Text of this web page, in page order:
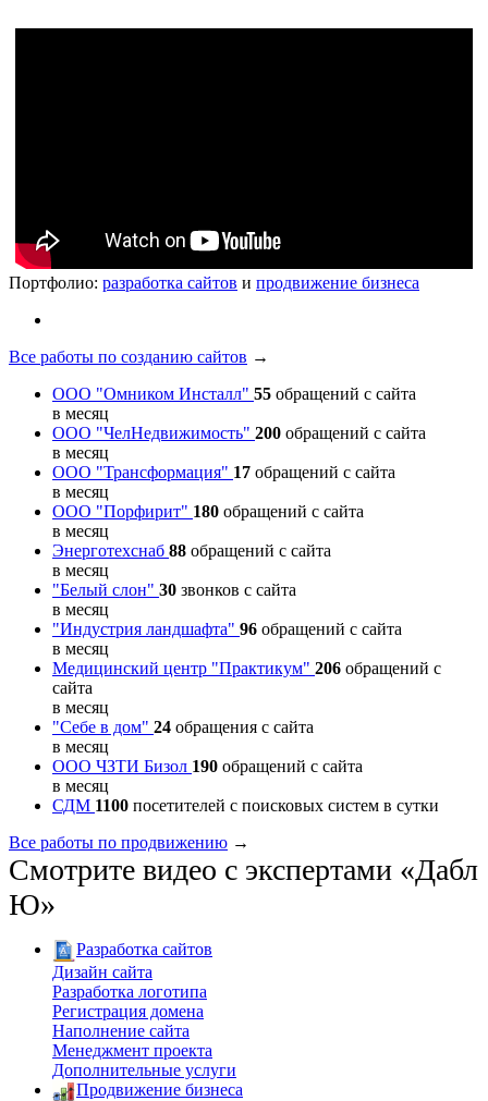
Портфолио: разработка сайтов и продвижение бизнеса
Все работы по созданию сайтов →
ООО "Омником Инсталл" 55 обращений с сайта
в месяц
ООО "ЧелНедвижимость" 200 обращений с сайта
в месяц
ООО "Трансформация" 17 обращений с сайта
в месяц
ООО "Порфирит" 180 обращений с сайта
в месяц
Энерготехснаб 88 обращений с сайта
в месяц
"Белый слон" 30 звонков с сайта
в месяц
"Индустрия ландшафта" 96 обращений с сайта
в месяц
Медицинский центр "Практикум" 206 обращений с
сайта
в месяц
"Себе в дом" 24 обращения с сайта
в месяц
ООО ЧЗТИ Бизол 190 обращений с сайта
в месяц
СДМ 1100 посетителей с поисковых систем в сутки
Все работы по продвижению →
Смотрите видео с экспертами «Дабл
Ю»
Разработка сайтов
Дизайн сайта
Разработка логотипа
Регистрация домена
Наполнение сайта
Менеджмент проекта
Дополнительные услуги
Продвижение бизнеса